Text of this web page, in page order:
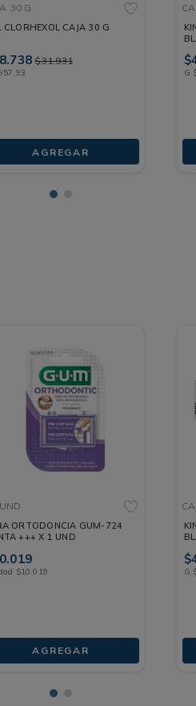
30 G
CLORHEXOL CAJA 30 G
.738 $31.931
,93
AGREGAR
$
G
ORTODONCIA GUM-724
+++ X 1 UND
.019
$10 .019
AGREGAR
$
G